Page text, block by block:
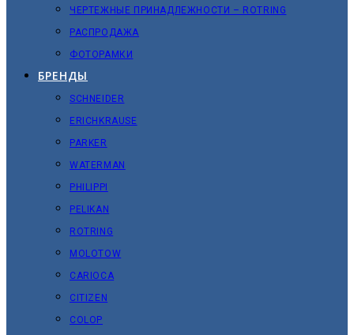
ЧЕРТЕЖНЫЕ ПРИНАДЛЕЖНОСТИ – ROTRING
РАСПРОДАЖА
ФОТОРАМКИ
БРЕНДЫ
SCHNEIDER
ERICHKRAUSE
PARKER
WATERMAN
PHILIPPI
PELIKAN
ROTRING
MOLOTOW
CARIOCA
CITIZEN
COLOP